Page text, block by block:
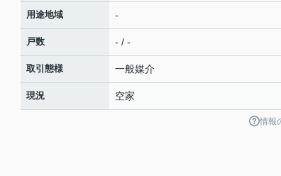
用途地域 -
戸数 - / -
取引態様 一般媒介
現況 空家
情報